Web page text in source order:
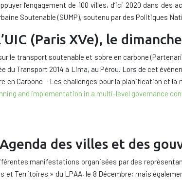
l’engagement de 100 villes, d’ici 2020 dans
Soutenable (SUMP), soutenu par des Politiques
(Paris XVe), le
le transport soutenable et sobre en carbone (
du Transport 2014 à Lima, au Pérou. Lors de cet
en Carbone – Les challenges pour la planification et
and implementation in a multi-level governance
des villes et des
manifestations organisées pardes
et Territoires » du LPAA,le 8 Décembre; mais